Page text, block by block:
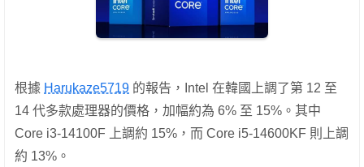
根據 Harukaze5719 的報告，Intel 在韓國上調了第 12 至
14 代多款處理器的價格，加幅約為 6% 至 15%。其中
Core i3-14100F 上調約 15%，而 Core i5-14600KF 則上調
約 13%。